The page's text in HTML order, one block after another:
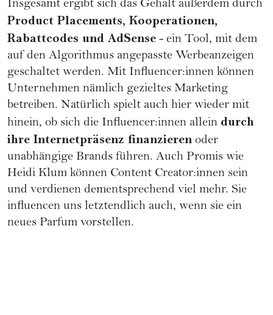
Insgesamt ergibt sich das Gehalt außerdem durch
Product Placements, Kooperationen,
Rabattcodes und AdSense - ein Tool, mit dem
auf den Algorithmus angepasste Werbeanzeigen
geschaltet werden. Mit Influencer:innen können
Unternehmen nämlich gezieltes Marketing
betreiben. Natürlich spielt auch hier wieder mit
hinein, ob sich die Influencer:innen allein durch
ihre Internetpräsenz finanzieren oder
unabhängige Brands führen. Auch Promis wie
Heidi Klum können Content Creator:innen sein
und verdienen dementsprechend viel mehr. Sie
influencen uns letztendlich auch, wenn sie ein
neues Parfum vorstellen.